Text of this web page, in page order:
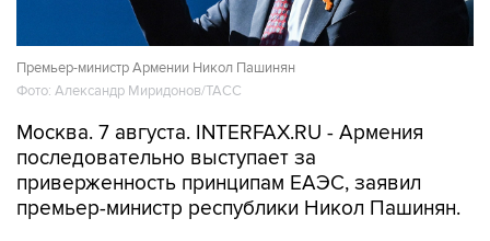
Премьер-министр Армении Никол Пашинян
Фото: Александр Миридонов/ТАСС
Москва. 7 августа. INTERFAX.RU - Армения
последовательно выступает за
приверженность принципам ЕАЭС, заявил
премьер-министр республики Никол Пашинян.